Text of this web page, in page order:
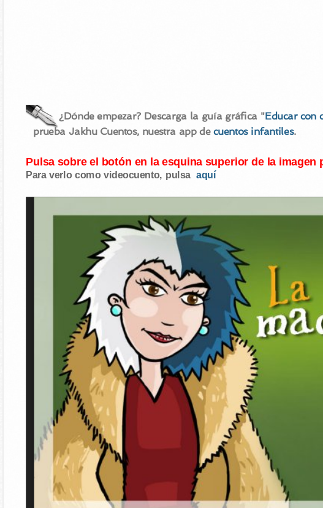
¿Dónde empezar? Descarga la guía gráfica "Educar con
prueba Jakhu Cuentos, nuestra app de cuentos infantiles.
Pulsa sobre el botón en la esquina superior de la imagen
Para verlo como videocuento, pulsaaquí